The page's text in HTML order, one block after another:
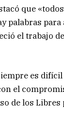
que
palabras
el trabajo
es
el
de los